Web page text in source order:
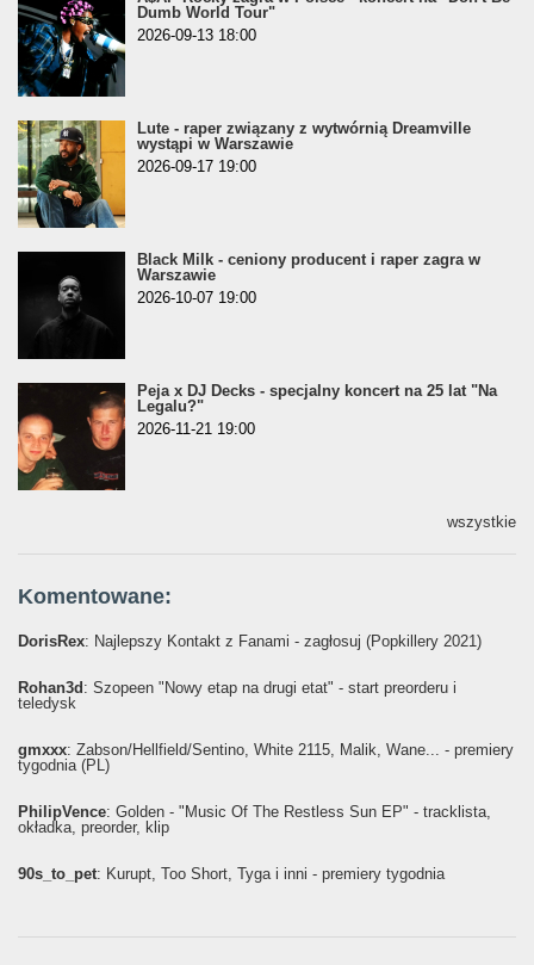
Dumb World Tour"
2026-09-13 18:00
Lute - raper związany z wytwórnią Dreamville
wystąpi w Warszawie
2026-09-17 19:00
Black Milk - ceniony producent i raper zagra w
Warszawie
2026-10-07 19:00
Peja x DJ Decks - specjalny koncert na 25 lat "Na
Legalu?"
2026-11-21 19:00
wszystkie
Komentowane:
DorisRex: Najlepszy Kontakt z Fanami - zagłosuj (Popkillery 2021)
Rohan3d : Szopeen "Nowy etap na drugi etat" - start preorderu i
teledysk
gmxxx: Żabson/Hellfield/Sentino, White 2115, Malik, Wane... - premiery
tygodnia (PL)
PhilipVence: Golden - "Music Of The Restless Sun EP" - tracklista,
okładka, preorder, klip
90s_to_pet: Kurupt, Too Short, Tyga i inni - premiery tygodnia